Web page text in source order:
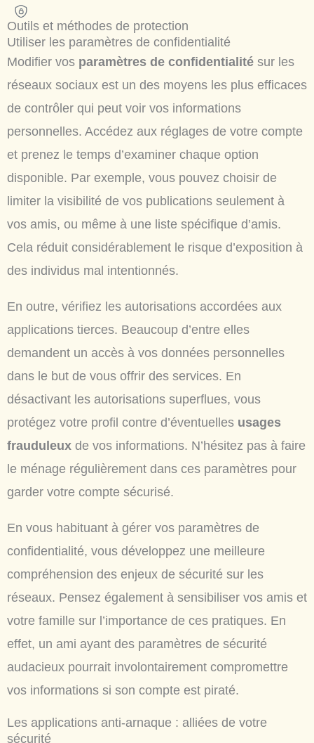
Outils et méthodes de protection
Utiliser les paramètres de confidentialité
Modifier vos paramètres de confidentialité sur les
réseaux sociaux est un des moyens les plus efficaces
de contrôler qui peut voir vos informations
personnelles. Accédez aux réglages de votre compte
et prenez le temps d’examiner chaque option
disponible. Par exemple, vous pouvez choisir de
limiter la visibilité de vos publications seulement à
vos amis, ou même à une liste spécifique d’amis.
Cela réduit considérablement le risque d’exposition à
des individus mal intentionnés.
En outre, vérifiez les autorisations accordées aux
applications tierces. Beaucoup d’entre elles
demandent un accès à vos données personnelles
dans le but de vous offrir des services. En
désactivant les autorisations superflues, vous
protégez votre profil contre d’éventuelles usages
frauduleux de vos informations. N’hésitez pas à faire
le ménage régulièrement dans ces paramètres pour
garder votre compte sécurisé.
En vous habituant à gérer vos paramètres de
confidentialité, vous développez une meilleure
compréhension des enjeux de sécurité sur les
réseaux. Pensez également à sensibiliser vos amis et
votre famille sur l’importance de ces pratiques. En
effet, un ami ayant des paramètres de sécurité
audacieux pourrait involontairement compromettre
vos informations si son compte est piraté.
Les applications anti-arnaque : alliées de votre
sécurité